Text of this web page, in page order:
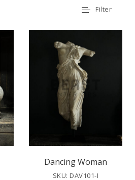
Filter
Dancing Woman
SKU: DAV101-I